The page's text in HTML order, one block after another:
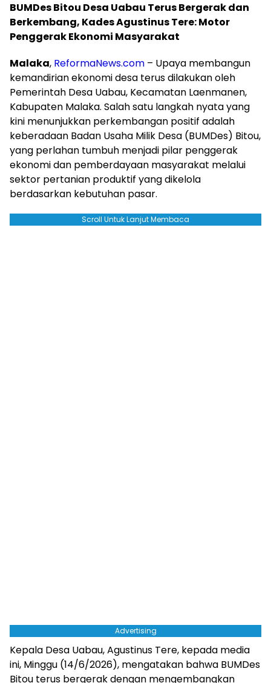
BUMDes Bitou Desa Uabau Terus Bergerak dan
Berkembang, Kades Agustinus Tere: Motor
Penggerak Ekonomi Masyarakat
Malaka, ReformaNews.com – Upaya membangun
kemandirian ekonomi desa terus dilakukan oleh
Pemerintah Desa Uabau, Kecamatan Laenmanen,
Kabupaten Malaka. Salah satu langkah nyata yang
kini menunjukkan perkembangan positif adalah
keberadaan Badan Usaha Milik Desa (BUMDes) Bitou,
yang perlahan tumbuh menjadi pilar penggerak
ekonomi dan pemberdayaan masyarakat melalui
sektor pertanian produktif yang dikelola
berdasarkan kebutuhan pasar.
Scroll Untuk Lanjut Membaca
Advertising
Kepala Desa Uabau, Agustinus Tere, kepada media
ini, Minggu (14/6/2026), mengatakan bahwa BUMDes
Bitou terus bergerak dengan mengembangkan